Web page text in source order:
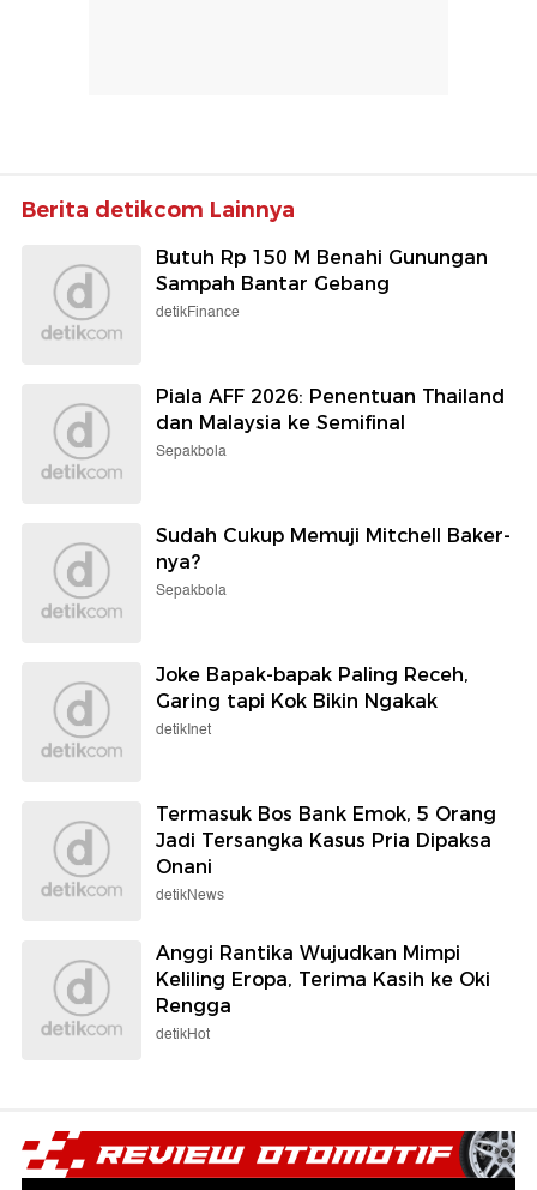
Berita detikcom Lainnya
Butuh Rp 150 M Benahi Gunungan
Sampah Bantar Gebang
detikFinance
Piala AFF 2026: Penentuan Thailand
dan Malaysia ke Semifinal
Sepakbola
Sudah Cukup Memuji Mitchell Baker-
nya?
Sepakbola
Joke Bapak-bapak Paling Receh,
Garing tapi Kok Bikin Ngakak
detikInet
Termasuk Bos Bank Emok, 5 Orang
Jadi Tersangka Kasus Pria Dipaksa
Onani
detikNews
Anggi Rantika Wujudkan Mimpi
Keliling Eropa, Terima Kasih ke Oki
Rengga
detikHot